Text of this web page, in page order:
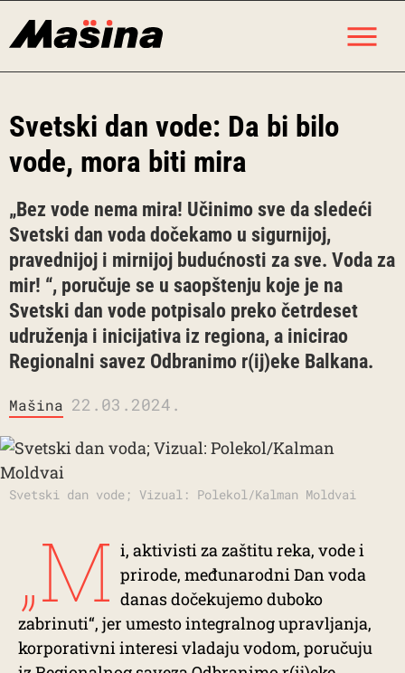
Svetski dan vode: Da bi bilo
vode, mora biti mira
„Bez vode nema mira! Učinimo sve da sledeći
Svetski dan voda dočekamo u sigurnijoj,
pravednijoj i mirnijoj budućnosti za sve. Voda za
mir! “, poručuje se u saopštenju koje je na
Svetski dan vode potpisalo preko četrdeset
udruženja i inicijativa iz regiona, a inicirao
Regionalni savez Odbranimo r(ij)eke Balkana.
Mašina 22.03.2024.
Svetski dan vode; Vizual: Polekol/Kalman Moldvai
„M i, aktivisti za zaštitu reka, vode i
prirode, međunarodni Dan voda
danas dočekujemo duboko
zabrinuti“, jer umesto integralnog upravljanja,
korporativni interesi vladaju vodom, poručuju